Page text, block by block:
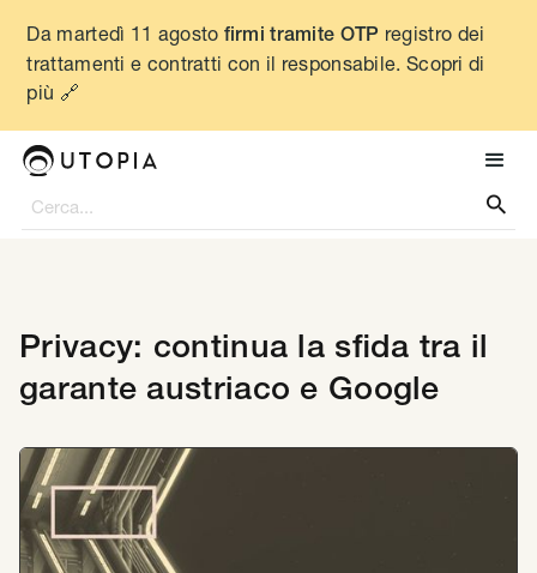
Da martedì 11 agosto firmi tramite OTP registro dei
trattamenti e contratti con il responsabile. Scopri di
più 🔗

Privacy: continua la sfida tra il
garante austriaco e Google